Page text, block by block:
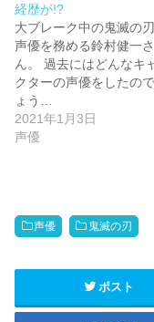
経歴が!?
大ブレーク中の鬼滅の
声優を務める鈴村健一さ
ん。 過去にはどんなキ
クターの声優をしたの
ょう…
2021年1月3日
声優
声優 鬼滅の刃
ポスト